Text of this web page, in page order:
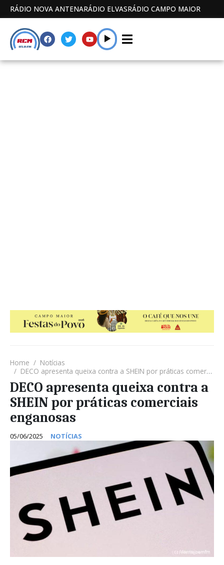
RÁDIO NOVA ANTENARÁDIO ELVASRÁDIO CAMPO MAIOR
Home
Notícias
DECO apresenta queixa contra a SHEIN por práticas comerciais enganosas
DECO apresenta queixa contra a
SHEIN por práticas comerciais
enganosas
05/06/2025 NOTÍCIAS